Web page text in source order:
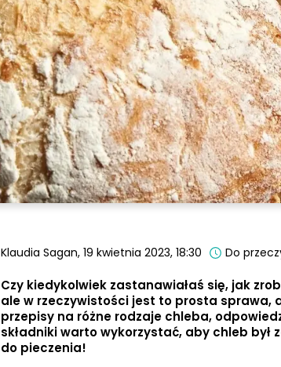
Klaudia Sagan, 19 kwietnia 2023, 18:30 Do
Czy kiedykolwiek zastanawiałaś się, jak
ale w rzeczywistości jest to prosta sprawa,
przepisy na różne rodzaje chleba,
składniki warto wykorzystać, aby chleb był
do pieczenia!